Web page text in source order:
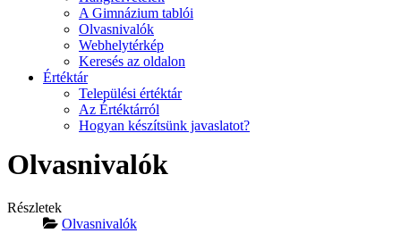
A Gimnázium tablói
Olvasnivalók
Webhelytérkép
Keresés az oldalon
Értéktár
Települési értéktár
Az Értéktárról
Hogyan készítsünk javaslatot?
Olvasnivalók
Részletek
Olvasnivalók